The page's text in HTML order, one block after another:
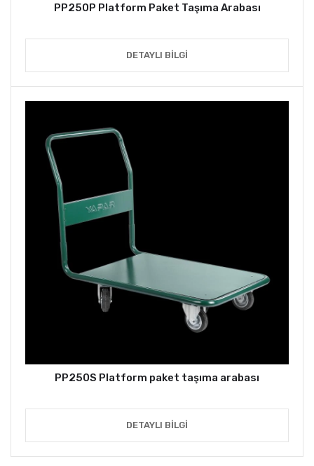
PP250P Platform Paket Taşıma Arabası
DETAYLI BILGI
PP250S Platform paket taşıma arabası
DETAYLI BILGI